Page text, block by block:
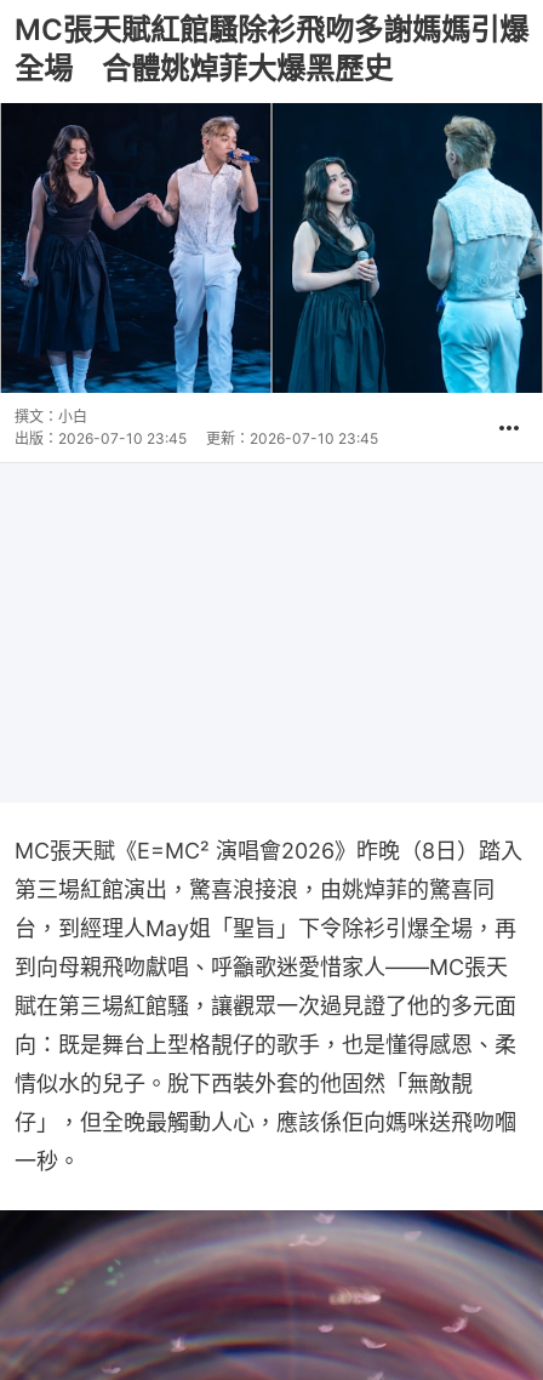
MC張天賦紅館騷除衫飛吻多謝媽媽引爆
全場 合體姚焯菲大爆黑歷史
撰文： 小白
出版： 2026-07-10 23:45 更新： 2026-07-10 23:45
MC張天賦《E=MC² 演唱會2026》昨晚（8日）踏入
第三場紅館演出，驚喜浪接浪，由姚焯菲的驚喜同
台，到經理人May姐「聖旨」下令除衫引爆全場，再
到向母親飛吻獻唱、呼籲歌迷愛惜家人——MC張天
賦在第三場紅館騷，讓觀眾一次過見證了他的多元面
向：既是舞台上型格靚仔的歌手，也是懂得感恩、柔
情似水的兒子。脫下西裝外套的他固然「無敵靚
仔」，但全晚最觸動人心，應該係佢向媽咪送飛吻嗰
一秒。